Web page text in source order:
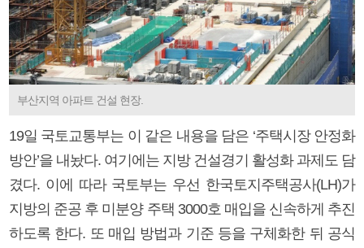
부산지역 아파트 건설 현장.
19일 국토교통부는 이 같은 내용을 담은 ‘주택시장 안정화
방안’을 내놨다. 여기에는 지방 건설경기 활성화 과제도 담
겼다. 이에 따라 국토부는 우선 한국토지주택공사(LH)가
지방의 준공 후 미분양 주택 3000호 매입을 신속하게 추진
하도록 한다. 또 매입 방법과 기준 등을 구체화한 뒤 공식